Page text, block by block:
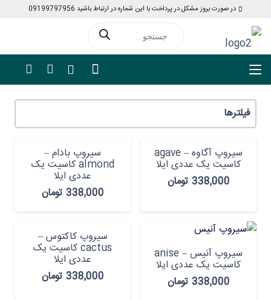
در صورت بروز مشکل در پرداخت با این شماره در ارتباط باشید 09199797956
search
فیلترها
سیروپ آگاوه – agave
کاسیت یک عددی ایلا
338,000 تومان
سیروپ بادام –
almond کاسیت یک
عددی ایلا
338,000 تومان
سیروپ آنیس – anise
کاسیت یک عددی ایلا
338,000 تومان
سیروپ کاکتوس –
cactus کاسیت یک
عددی ایلا
338,000 تومان